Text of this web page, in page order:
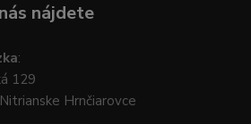
nájdete
:
129
Hrnčiarovce